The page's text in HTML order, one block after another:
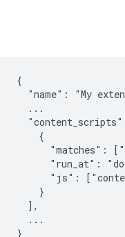
{
"name": "My
  ...
    {
"matches":
"run_at":
"js":
    }
  ],
  ...